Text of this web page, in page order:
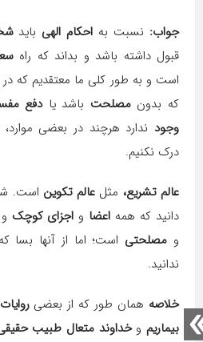
جواب: نسبت به احکام الهى باید
قبول داشته باشد و بداند که راه
است و به طور کلى ما معتقدیم که
که بدونمصلحت باشد یادفع
وجود ندارد هرچند در بعضى
درک نکنیم.
عالم تشریع، مثل عالم تکوین است.
دانید که همه اعضا و اجزاى کوچک
و مصلحتى است؛ اما از آنها بسا
ندانید.
خلاصه همان طور که از بعضى
بیماریموخداوند متعال طبیب